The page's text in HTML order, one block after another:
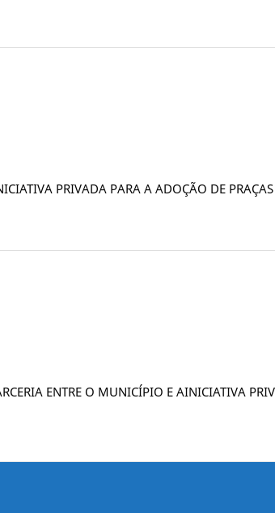
PRIVADA PARA A ADOÇÃO DE
ENTRE O MUNICÍPIO E AINICIATIVA